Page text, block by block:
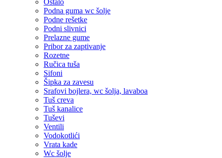
Ostalo
Podna guma wc šolje
Podne rešetke
Podni slivnici
Prelazne gume
Pribor za zaptivanje
Rozetne
Ručica tuša
Sifoni
Šipka za zavesu
Srafovi bojlera, wc šolja, lavaboa
Tuš creva
Tuš kanalice
Tuševi
Ventili
Vodokotlići
Vrata kade
Wc šolje